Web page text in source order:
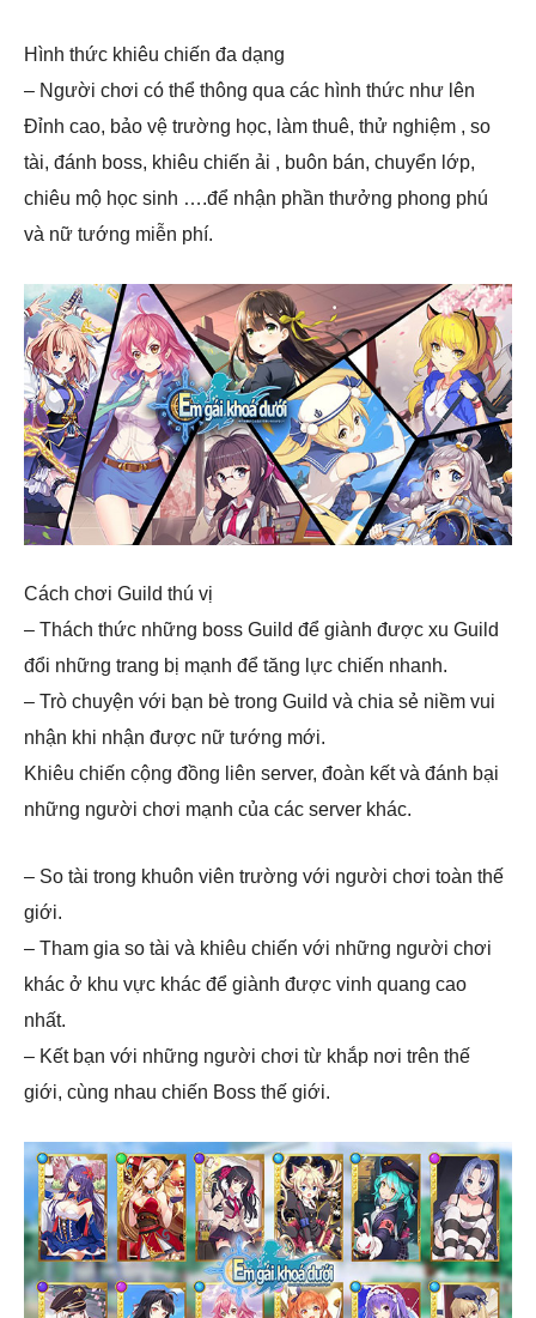
Hình thức khiêu chiến đa dạng
– Người chơi có thể thông qua các hình thức như lên
Đỉnh cao, bảo vệ trường học, làm thuê, thử nghiệm , so
tài, đánh boss, khiêu chiến ải , buôn bán, chuyển lớp,
chiêu mộ học sinh ….để nhận phần thưởng phong phú
và nữ tướng miễn phí.
Cách chơi Guild thú vị
– Thách thức những boss Guild để giành được xu Guild
đổi những trang bị mạnh để tăng lực chiến nhanh.
– Trò chuyện với bạn bè trong Guild và chia sẻ niềm vui
nhận khi nhận được nữ tướng mới.
Khiêu chiến cộng đồng liên server, đoàn kết và đánh bại
những người chơi mạnh của các server khác.
– So tài trong khuôn viên trường với người chơi toàn thế
giới.
– Tham gia so tài và khiêu chiến với những người chơi
khác ở khu vực khác để giành được vinh quang cao
nhất.
– Kết bạn với những người chơi từ khắp nơi trên thế
giới, cùng nhau chiến Boss thế giới.